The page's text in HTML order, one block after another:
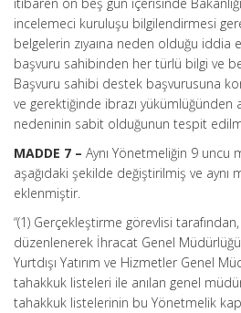
incelemeci kuruluşu bilgilendirmesi
belgelerin zıyaına neden olduğu
başvuru sahibinden her türlü bilgi ve
Başvuru sahibi destek başvurusuna
ve gerektiğinde ibrazı yükümlüğünden
nedeninin sabit olduğunun tespit
MADDE 7 – Aynı Yönetmeliğin 9 uncu
aşağıdaki şekilde değiştirilmiş ve aynı
eklenmiştir.
“(1) Gerçekleştirme görevlisi
düzenlenerek İhracat Genel
Yurtdışı Yatırım ve Hizmetler Genel
tahakkuk listeleri ile anılan genel
tahakkuk listelerinin bu Yönetmelik